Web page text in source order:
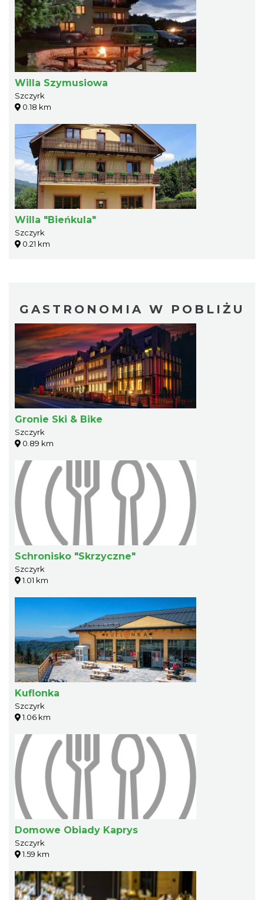
Willa Szymusiowa
Szczyrk
0.18 km
Willa "Bieńkula"
Szczyrk
0.21 km
GASTRONOMIA W POBLIŻU
Gronie Ski & Bike
Szczyrk
0.89 km
Schronisko "Skrzyczne"
Szczyrk
1.01 km
Kuflonka
Szczyrk
1.06 km
Domowe Obiady Kaprys
Szczyrk
1.59 km